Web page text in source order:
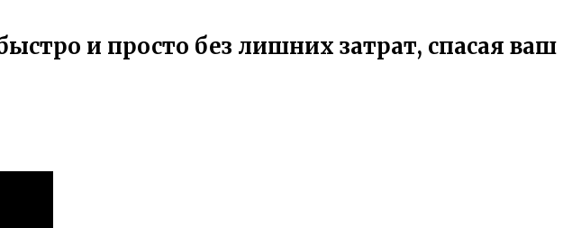
и просто без лишних затрат, спасая ваш